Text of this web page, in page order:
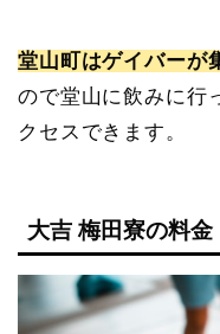
堂山町はゲイバーが
ので堂山に飲みに行
クセスできます。
大吉 梅田寮の料